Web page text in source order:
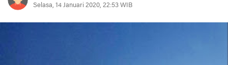
Selasa, 14 Januari 2020, 22:53 WIB